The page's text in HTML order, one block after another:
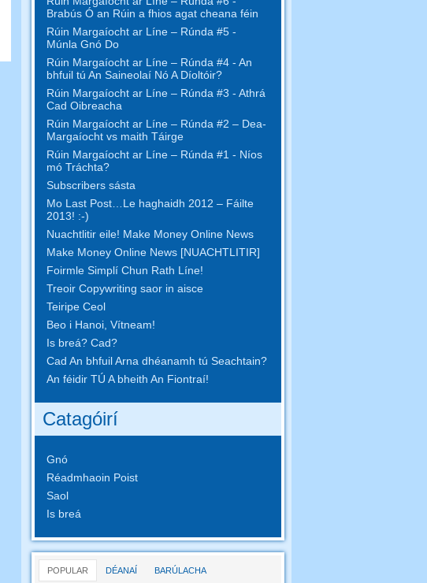
Brabús Ó an Rúin a fhios agat cheana féin
Rúin Margaíocht ar Líne – Rúnda #5 -
Múnla Gnó Do
Rúin Margaíocht ar Líne – Rúnda #4 - An
bhfuil tú An Saineolaí Nó A Díoltóir?
Rúin Margaíocht ar Líne – Rúnda #3 - Athrá
Cad Oibreacha
Rúin Margaíocht ar Líne – Rúnda #2 – Dea-
Margaíocht vs maith Táirge
Rúin Margaíocht ar Líne – Rúnda #1 - Níos
mó Tráchta?
Subscribers sásta
Mo Last Post…Le haghaidh 2012 – Fáilte
2013! :-)
Nuachtlitir eile! Make Money Online News
Make Money Online News [NUACHTLITIR]
Foirmle Simplí Chun Rath Líne!
Treoir Copywriting saor in aisce
Teiripe Ceol
Beo i Hanoi, Vítneam!
Is breá? Cad?
Cad An bhfuil Arna dhéanamh tú Seachtain?
An féidir TÚ A bheith An Fiontraí!
Catagóirí
Gnó
Réadmhaoin Poist
Saol
Is breá
POPULAR DÉANAÍ BARÚLACHA